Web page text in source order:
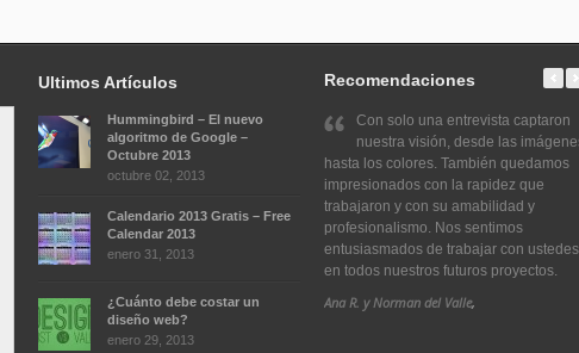
Ultimos Artículos
Hummingbird – El nuevo
algoritmo de Google –
Octubre 2013
octubre 02, 2013
Calendario 2013 Gratis – Free
Calendar 2013
enero 31, 2013
¿Cuánto debe costar un
diseño web?
enero 29, 2013
Recomendaciones
Con solo una entrevista captaron
nuestra visión, desde las
hasta los colores. También quedamos
impresionados con la rapidez que
trabajaron y con su amabilidad y
profesionalismo. Nos sentimos
entusiasmados de trabajar con ustedes
en todos nuestros futuros proyectos.
Ana R. y Norman del Valle,